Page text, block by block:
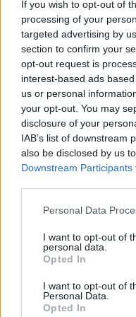
If you wish to opt-out of
processing of your
targeted advertising by
section to confirm your
opt-out request is
interest-based ads
us or personal
your opt-out. You may
disclosure of your
IAB’s list of downstream
also be disclosed by us
Downstream Participants
Please note that this
not limited to your visit
grant or deny consent to
use your data for below
consent section.
Personal Data
I want to opt-out of
personal data.
Opted In
I want to opt-out of
Personal Data.
Opted In
Címkék: #might and
Platformok: PC
The Witcher
PlayOn